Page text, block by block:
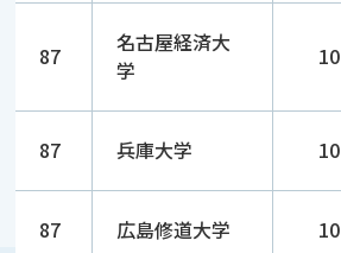
87
名古屋経済大
学
10
87 兵庫大学 10
87 広島修道大学 10